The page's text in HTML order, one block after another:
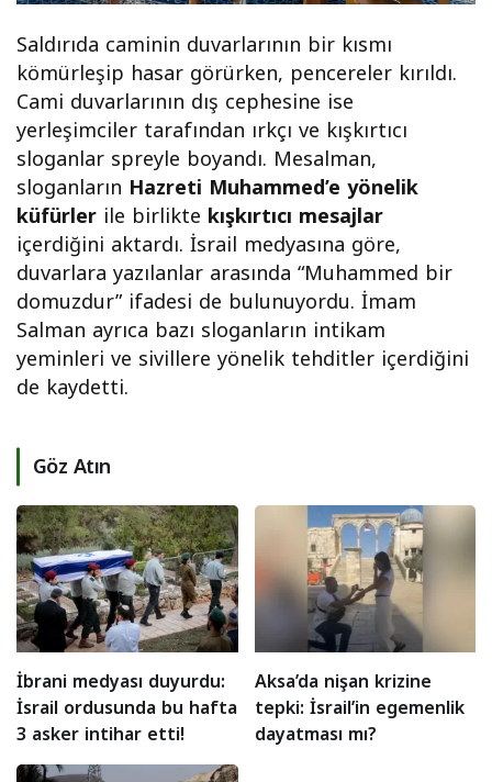
Saldırıda caminin duvarlarının bir kısmı
kömürleşip hasar görürken, pencereler kırıldı.
Cami duvarlarının dış cephesine ise
yerleşimciler tarafından ırkçı ve kışkırtıcı
sloganlar spreyle boyandı. Mesalman,
sloganların Hazreti Muhammed’e yönelik
küfürler ile birlikte kışkırtıcı mesajlar
içerdiğini aktardı. İsrail medyasına göre,
duvarlara yazılanlar arasında “Muhammed bir
domuzdur” ifadesi de bulunuyordu. İmam
Salman ayrıca bazı sloganların intikam
yeminleri ve sivillere yönelik tehditler içerdiğini
de kaydetti.
Göz Atın
İbrani medyası duyurdu:
İsrail ordusunda bu hafta
3 asker intihar etti!
Aksa’da nişan krizine
tepki: İsrail’in egemenlik
dayatması mı?